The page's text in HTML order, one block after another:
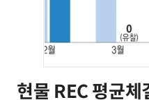
현물 REC 평균